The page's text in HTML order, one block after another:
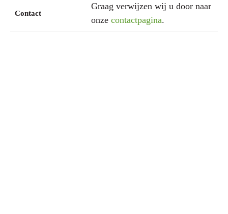
Contact
Graag verwijzen wij u door naar
onze contactpagina.